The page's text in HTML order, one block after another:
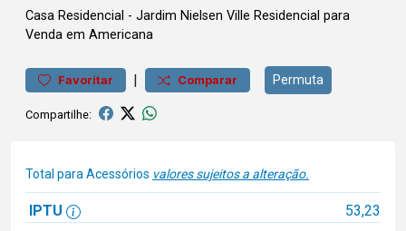
Casa Residencial - Jardim Nielsen Ville Residencial para
Venda em Americana
Favoritar | Comparar Permuta
Compartilhe:
Total para Acessórios valores sujeitos a alteração.
IPTU
53,23